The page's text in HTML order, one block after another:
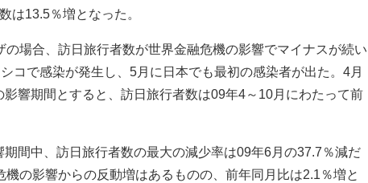
は13.5％増となった。
場合、訪日旅行者数が世界金融危機の影響でマイナスが続い
コで感染が発生し、5月に日本でも最初の感染者が出た。4月
影響期間とすると、訪日旅行者数は09年4～10月にわたって前
間中、訪日旅行者数の最大の減少率は09年6月の37.7％減だ
機の影響からの反動増はあるものの、前年同月比は2.1％増と